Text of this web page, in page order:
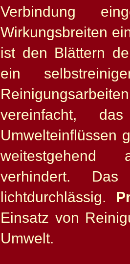
Verbindung
Wirkungsbreiten
ist den Blättern
ein
vereinfacht,
Umwelteinflüssen
weitestgehend
verhindert.
lichtdurchlässig.
Einsatz von
Umwelt.